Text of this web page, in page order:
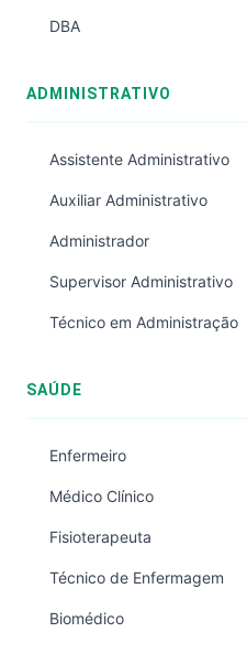
DBA
ADMINISTRATIVO
Assistente Administrativo
Auxiliar Administrativo
Administrador
Supervisor Administrativo
Técnico em Administração
SAÚDE
Enfermeiro
Médico Clínico
Fisioterapeuta
Técnico de Enfermagem
Biomédico